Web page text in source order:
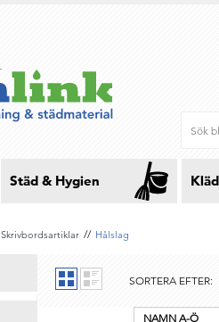
Städ & Hygien
Skrivbordsartiklar // Hålslag
SORTERA EFTER:
NAMN A-Ö